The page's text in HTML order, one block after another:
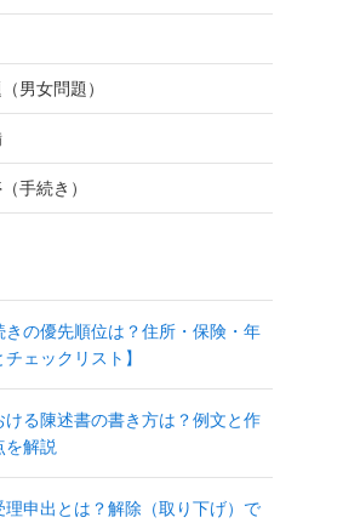
男女問題）
手続き）
きの優先順位は？住所・保険・年
ェックリスト】
ける陳述書の書き方は？例文と作
を解説
理申出とは？解除（取り下げ）で